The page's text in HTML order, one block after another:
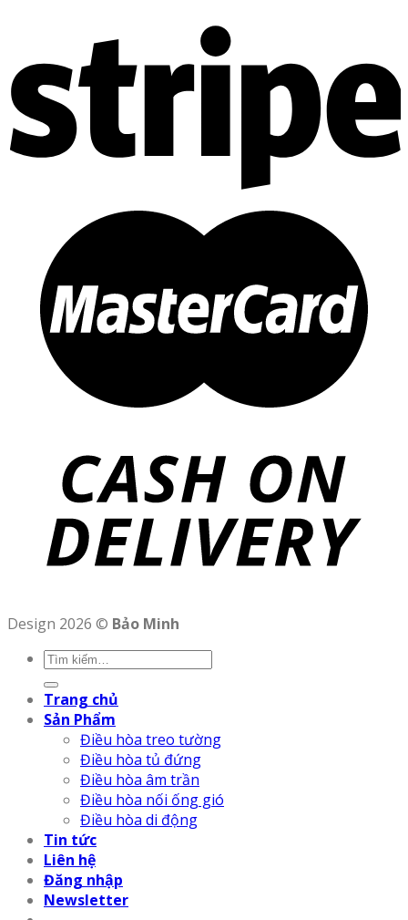
Design 2026 © Bảo Minh
Trang chủ
Sản Phẩm
Điều hòa treo tường
Điều hòa tủ đứng
Điều hòa âm trần
Điều hòa nối ống gió
Điều hòa di động
Tin tức
Liên hệ
Đăng nhập
Newsletter